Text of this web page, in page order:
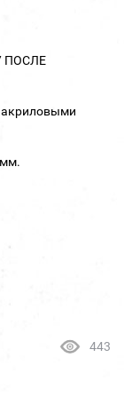
ПОСЛЕ
акриловыми
443